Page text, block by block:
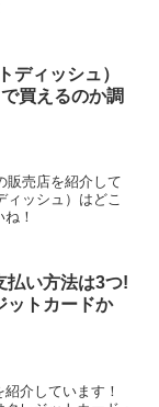
ディッシュ）
買えるのか調
販売店を紹介して
ィッシュ）はどこ
！
払い方法は3つ!
ットカードか
介しています！